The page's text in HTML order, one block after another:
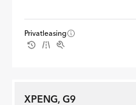
Privatleasing
XPENG, G9